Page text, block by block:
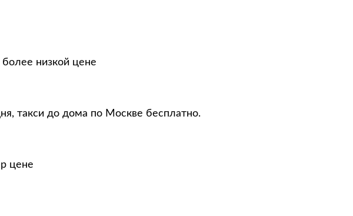
более низкой цене
такси до дома по Москве бесплатно.
цене